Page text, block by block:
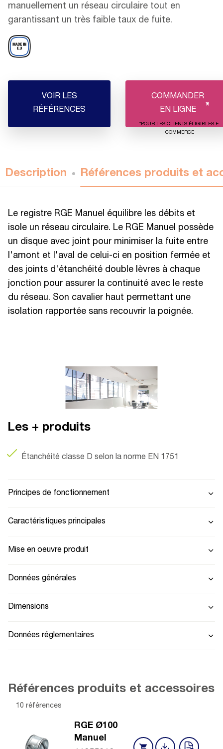
manuellement un réseau circulaire tout en
garantissant un très faible taux de fuite.
VOIR LES
RÉFÉRENCES
COMMANDER
EN LIGNE
*POUR LES CLIENTS ÉLIGIBLES E-
COMMERCE
Description Références produits et
Le registre RGE Manuel équilibre les débits et
isole un réseau circulaire. Le RGE Manuel possède
un disque avec joint pour minimiser la fuite entre
l'amont et l'aval de celui-ci en position fermée et
des joints d'étanchéité double lèvres à chaque
jonction pour assurer la continuité avec le reste
du réseau. Son cavalier haut permettant une
isolation rapportée sans recouvrir la poignée.
Les + produits
Étanchéité classe D selon la norme EN 1751
Principes de fonctionnement
Caractéristiques principales
Mise en oeuvre produit
Données générales
Dimensions
Données réglementaires
Références produits et accessoires
10 références
RGE Ø100
Manuel